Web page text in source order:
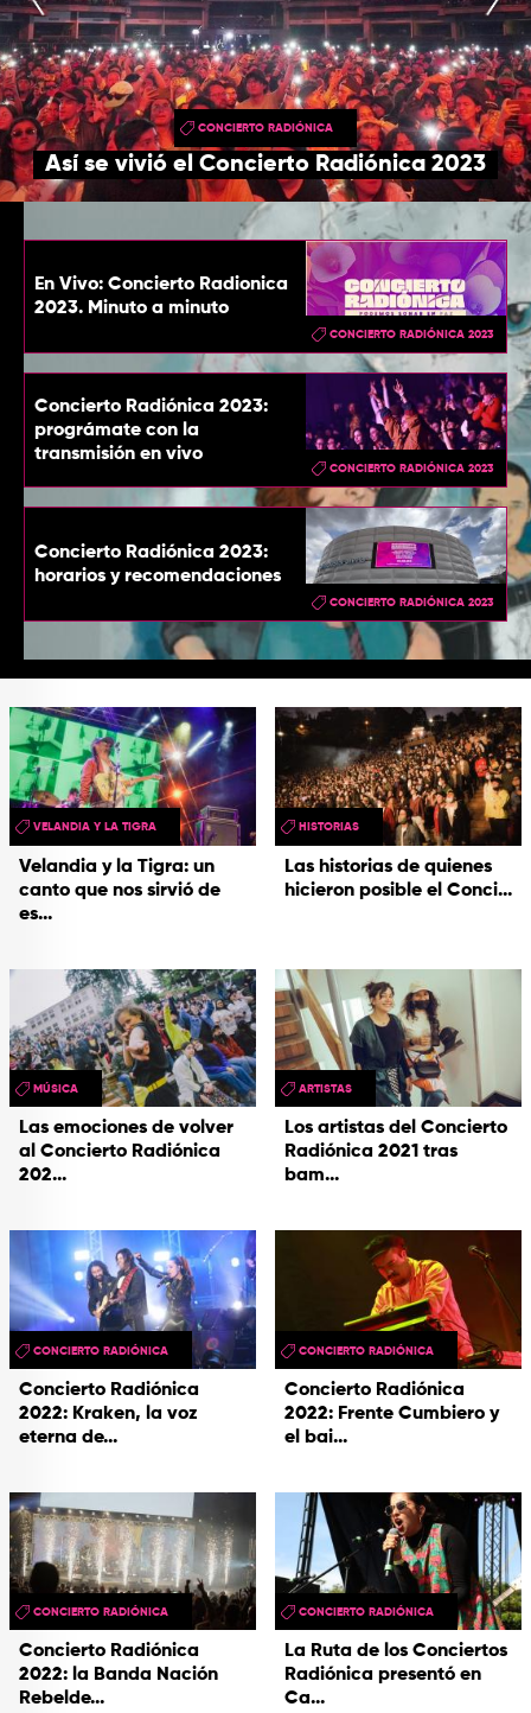
TOP
QUIÉNES SOMOS
CONTACTO
CONCIERTO RADIÓNICA
Así se vivió el Concierto Radiónica 2023
En Vivo: Concierto Radionica
2023. Minuto a minuto
CONCIERTO RADIÓNICA 2023
Concierto Radiónica 2023:
prográmate con la
transmisión en vivo
CONCIERTO RADIÓNICA 2023
Concierto Radiónica 2023:
horarios y recomendaciones
CONCIERTO RADIÓNICA 2023
Velandia y la Tigra: un
canto que nos sirvió de
es...
VELANDIA Y LA TIGRA
Las historias de quienes
hicieron posible el Conci...
HISTORIAS
Las emociones de volver
al Concierto Radiónica
202...
MÚSICA
Los artistas del Concierto
Radiónica 2021 tras
bam...
ARTISTAS
Concierto Radiónica
2022: Kraken, la voz
eterna de...
CONCIERTO RADIÓNICA
Concierto Radiónica
2022: Frente Cumbiero y
el bai...
CONCIERTO RADIÓNICA
Concierto Radiónica
2022: la Banda Nación
Rebelde...
CONCIERTO RADIÓNICA
La Ruta de los Conciertos
Radiónica presentó en
Ca...
CONCIERTO RADIÓNICA